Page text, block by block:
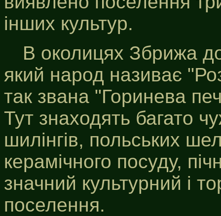
інших культур.
В околицях Збрижа
який народ називає
так звана "Горинева
Тут знаходять багато
шилінгів, польських
керамічного посуду,
значний культурний і
поселення.